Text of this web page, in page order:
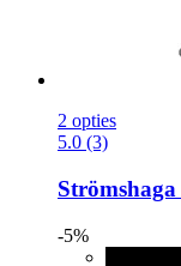
2 opties
5.0 (3)
Strömshaga
-5%